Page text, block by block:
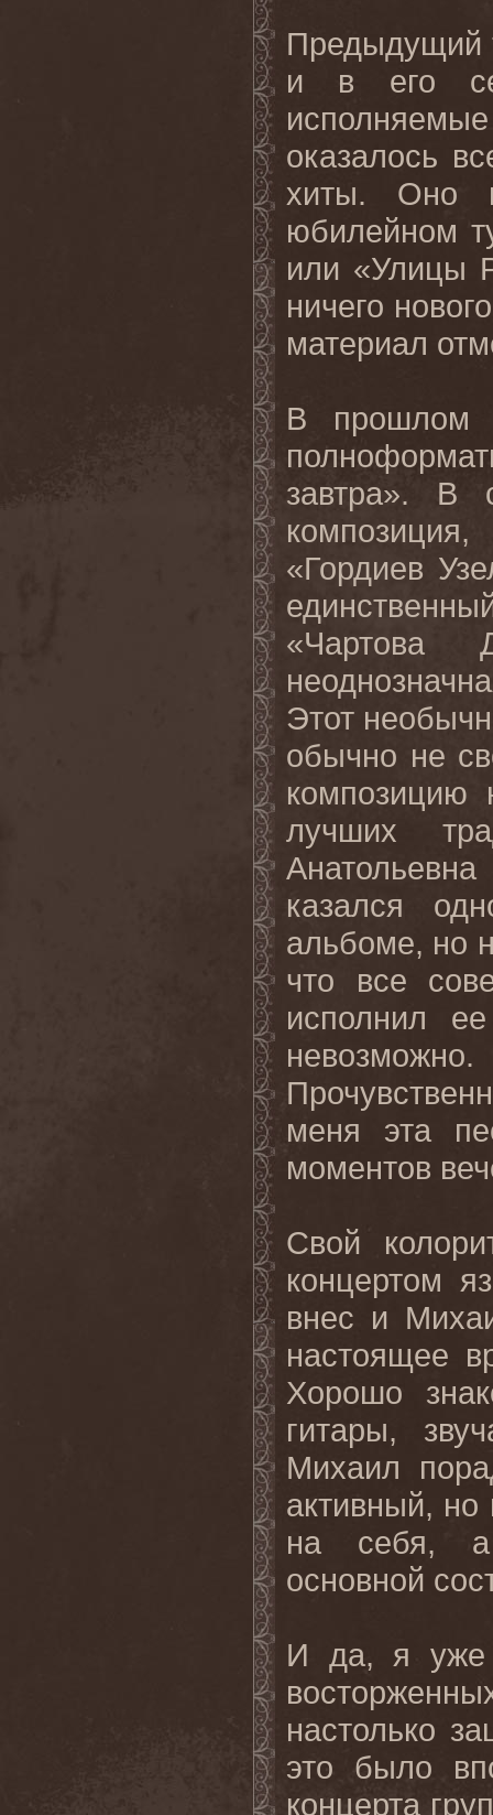
Предыдущий
и в его
оказалось
хиты. Оно
юбилейном
или «Улицы
ничего
материал
В прошлом
завтра». В
«Гордиев
«Чартова
Этот
обычно не
композицию
лучших
казался
альбоме, но
что все
исполнил
меня эта
моментов
Свой
концертом
внес и
настоящее
Хорошо
гитары,
Михаил
активный,
на себя, а
основной
И да, я уже
настолько
это было
концерта